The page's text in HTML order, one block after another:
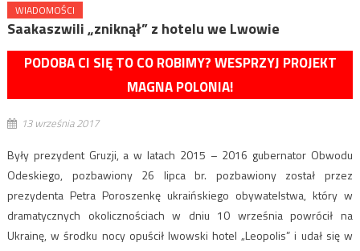
WIADOMOŚCI
Saakaszwili „zniknął” z hotelu we Lwowie
PODOBA CI SIĘ TO CO ROBIMY? WESPRZYJ PROJEKT
MAGNA POLONIA!
13 września 2017
Były prezydent Gruzji, a w latach 2015 – 2016 gubernator Obwodu
Odeskiego, pozbawiony 26 lipca br. pozbawiony został przez
prezydenta Petra Poroszenkę ukraińskiego obywatelstwa, który w
dramatycznych okolicznościach w dniu 10 września powrócił na
Ukrainę, w środku nocy opuścił lwowski hotel „Leopolis” i udał się w